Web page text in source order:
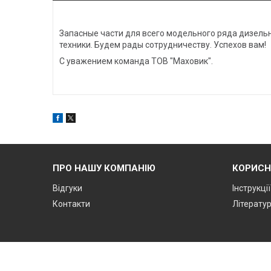
Запасные части для всего модельного ряда
техники. Будем рады сотрудничеству. Успехов вам!
С уважением команда ТОВ "Маховик".
ПРО НАШУ КОМПАНІЮ
Відгуки
Контакти